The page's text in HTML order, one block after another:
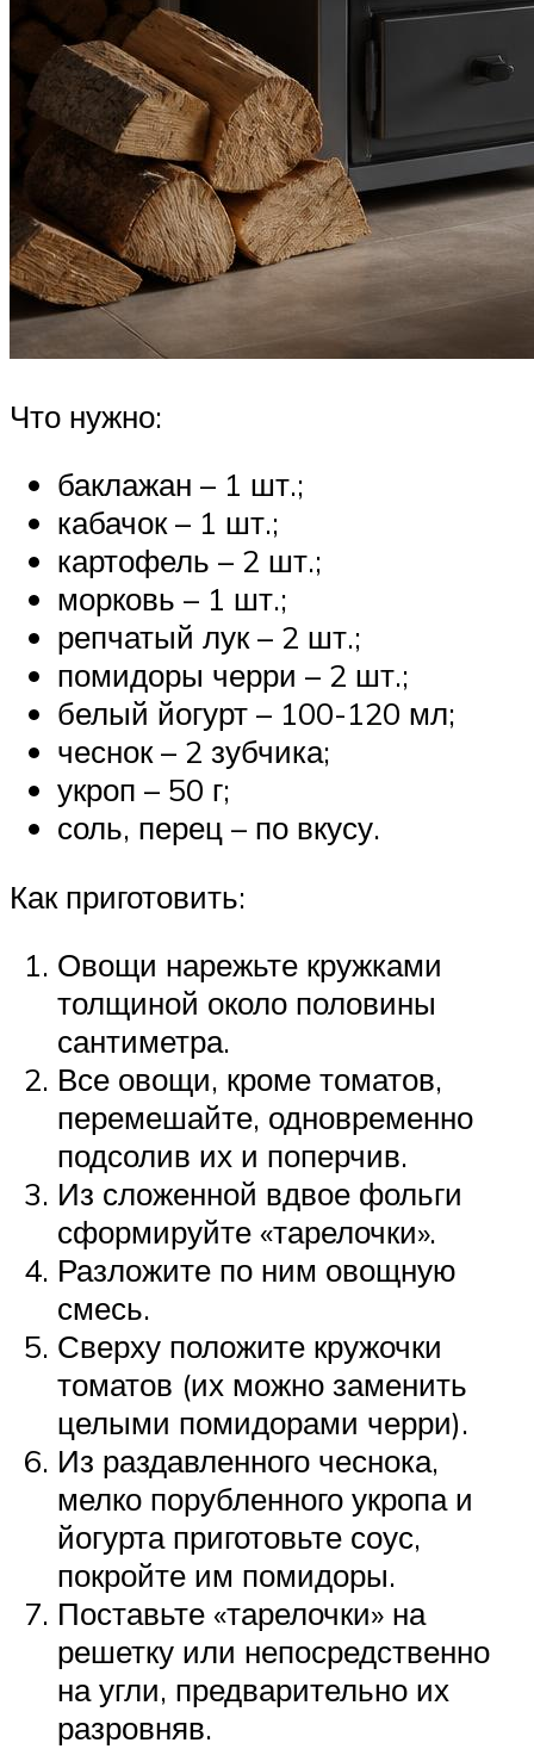
Что нужно:
баклажан – 1 шт.;
кабачок – 1 шт.;
картофель – 2 шт.;
морковь – 1 шт.;
репчатый лук – 2 шт.;
помидоры черри – 2 шт.;
белый йогурт – 100-120 мл;
чеснок – 2 зубчика;
укроп – 50 г;
соль, перец – по вкусу.
Как приготовить:
Овощи нарежьте кружками
толщиной около половины
сантиметра.
Все овощи, кроме томатов,
перемешайте, одновременно
подсолив их и поперчив.
Из сложенной вдвое фольги
сформируйте «тарелочки».
Разложите по ним овощную
смесь.
Сверху положите кружочки
томатов (их можно заменить
целыми помидорами черри).
Из раздавленного чеснока,
мелко порубленного укропа и
йогурта приготовьте соус,
покройте им помидоры.
Поставьте «тарелочки» на
решетку или непосредственно
на угли, предварительно их
разровняв.